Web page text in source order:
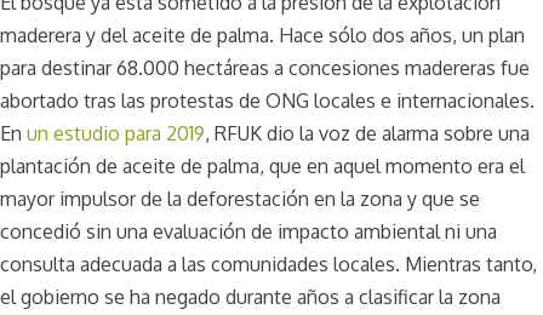
maderera y del aceite de palma. Hace sólo dos años, un plan
para destinar 68.000 hectáreas a concesiones madereras fue
abortado tras las protestas de ONG locales e internacionales.
En un estudio para 2019, RFUK dio la voz de alarma sobre una
plantación de aceite de palma, que en aquel momento era el
mayor impulsor de la deforestación en la zona y que se
concedió sin una evaluación de impacto ambiental ni una
consulta adecuada a las comunidades locales. Mientras tanto,
el gobierno se ha negado durante años a clasificar la zona